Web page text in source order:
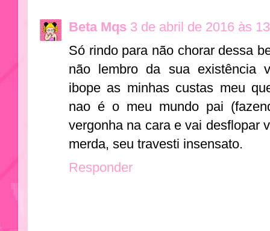
Beta Mqs 3 de abril de 2016 às
Só rindo para não chorar dessa
não lembro da sua existência
ibope as minhas custas meu
nao é o meu mundo pai
vergonha na cara e vai desflopar
merda, seu travesti insensato.
Responder